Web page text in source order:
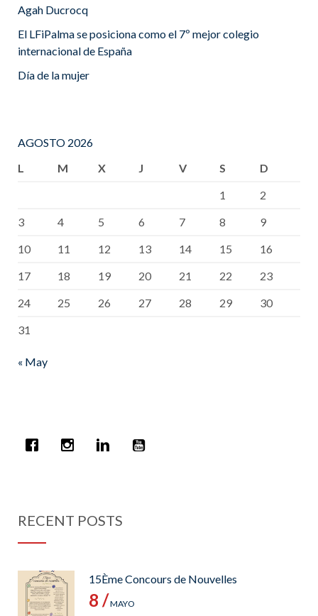
Agah Ducrocq
El LFiPalma se posiciona como el 7º mejor colegio
internacional de España
Día de la mujer
AGOSTO 2026
L
M X J V S
D
1
2
3
4 5 6 7 8
9
10
11 12 13 14 15
16
17
18 19 20 21 22
23
24
25 26 27 28 29
30
31
« May
RECENT POSTS
15Ème Concours de Nouvelles
8 /MAYO